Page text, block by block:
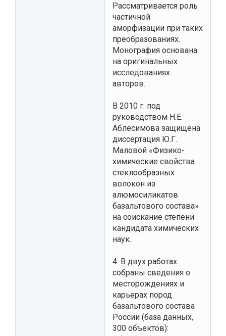
Рассматривается роль
частичной
аморфизации при таких
преобразованиях.
Монография основана
на оригинальных
исследованиях
авторов.
В 2010 г. под
руководством Н.Е.
Аблесимова защищена
диссертация Ю.Г.
Маловой «Физико-
химические свойства
стеклообразных
волокон из
алюмосиликатов
базальтового состава»
на соискание степени
кандидата химических
наук.
4. В двух работах
собраны сведения о
месторождениях и
карьерах пород
базальтового состава
России (база данных,
300 объектов):